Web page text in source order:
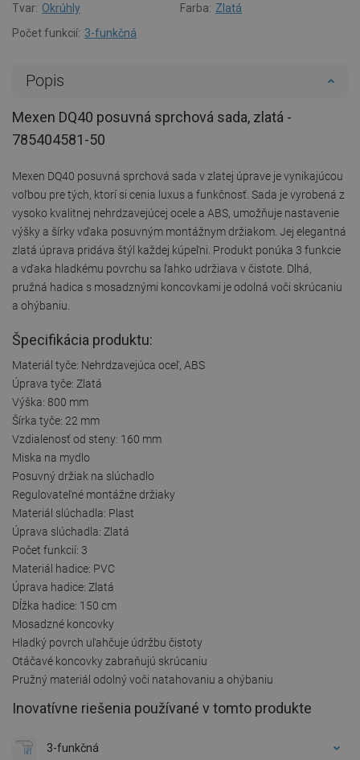
Tvar: Okrúhly Farba: Zlatá
Počet funkcií: 3-funkčná
Popis
Mexen DQ40 posuvná sprchová sada, zlatá -
785404581-50
Mexen DQ40 posuvná sprchová sada v zlatej úprave je vynikajúcou
voľbou pre tých, ktorí si cenia luxus a funkčnosť. Sada je vyrobená z
vysoko kvalitnej nehrdzavejúcej ocele a ABS, umožňuje nastavenie
výšky a šírky vďaka posuvným montážnym držiakom. Jej elegantná
zlatá úprava pridáva štýl každej kúpeľni. Produkt ponúka 3 funkcie
a vďaka hladkému povrchu sa ľahko udržiava v čistote. Dlhá,
pružná hadica s mosadznými koncovkami je odolná voči skrúcaniu
a ohýbaniu.
Špecifikácia produktu:
Materiál tyče: Nehrdzavejúca oceľ, ABS
Úprava tyče: Zlatá
Výška: 800 mm
Šírka tyče: 22 mm
Vzdialenosť od steny: 160 mm
Miska na mydlo
Posuvný držiak na slúchadlo
Regulovateľné montážne držiaky
Materiál slúchadla: Plast
Úprava slúchadla: Zlatá
Počet funkcií: 3
Materiál hadice: PVC
Úprava hadice: Zlatá
Dĺžka hadice: 150 cm
Mosadzné koncovky
Hladký povrch uľahčuje údržbu čistoty
Otáčavé koncovky zabraňujú skrúcaniu
Pružný materiál odolný voči natahovaniu a ohýbaniu
Inovatívne riešenia používané v tomto produkte
3-funkčná